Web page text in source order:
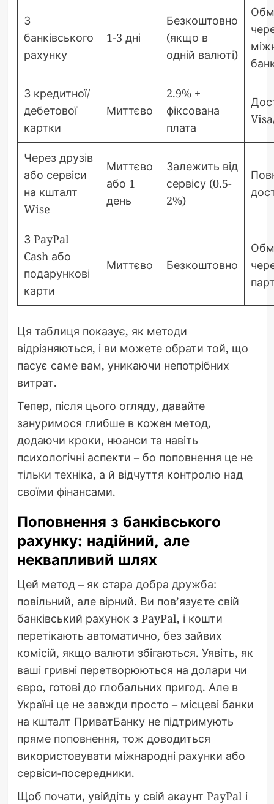
З
банківського
рахунку
1-3 дні
Безкоштовно
(якщо в
одній валюті)
З кредитної/
дебетової
картки
Миттєво
2.9% +
фіксована
плата
Через друзів
або сервіси
на кшталт
Wise
Миттєво
або 1
день
Залежить від
сервісу (0.5-
2%)
З PayPal
Cash або
подарункові
карти
Миттєво Безкоштовно
Ця таблиця показує, як методи
відрізняються, і ви можете обрати той, що
пасує саме вам, уникаючи непотрібних
витрат.
Тепер, після цього огляду, давайте
зануримося глибше в кожен метод,
додаючи кроки, нюанси та навіть
психологічні аспекти – бо поповнення це не
тільки техніка, а й відчуття контролю над
своїми фінансами.
Поповнення з банківського
рахунку: надійний, але
неквапливий шлях
Цей метод – як стара добра дружба:
повільний, але вірний. Ви пов’язуєте свій
банківський рахунок з PayPal, і кошти
перетікають автоматично, без зайвих
комісій, якщо валюти збігаються. Уявіть, як
ваші гривні перетворюються на долари чи
євро, готові до глобальних пригод. Але в
Україні це не завжди просто – місцеві банки
на кшталт ПриватБанку не підтримують
пряме поповнення, тож доводиться
використовувати міжнародні рахунки або
сервіси-посередники.
Щоб почати, увійдіть у свій акаунт PayPal і